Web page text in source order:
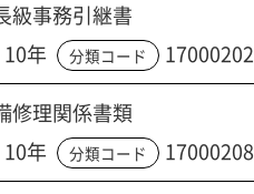
級事務引継書
10年 分類コード 17000202
修理関係書類
10年 分類コード 17000208